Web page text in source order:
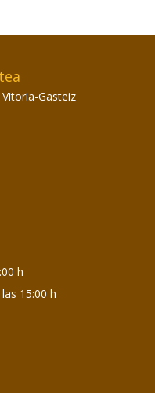
Gasteiz
h
15:00 h